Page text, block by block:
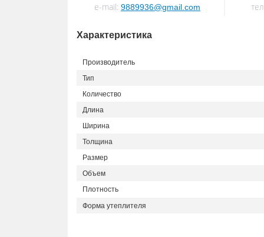
e-mail: 9889936@gmail.com
Характеристика
Производитель
Тип
Количество
Длина
Ширина
Толщина
Размер
Объем
Плотность
Форма утеплителя